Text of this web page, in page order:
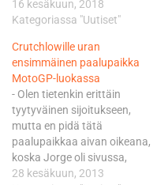
koska mitään tuollaisia
huhuja ei ole liikkunut. Mutta
asian salassa. Arvelin kyllä,
ettei Dani jatkaisi Repsol
Hondalla, mutta en
todellakaan odottanut
Lorenzon menevän sinne”,
Rossi ihmetteli. Myös LCR
Hondan Cal Crutchlow…
16 kesäkuun, 2018
Kategoriassa "Uutiset"
Crutchlowille uran
ensimmäinen paalupaikka
MotoGP-luokassa
- Olen tietenkin erittäin
tyytyväinen sijoitukseen,
mutta en pidä tätä
paalupaikkaa aivan oikeana,
koska Jorge oli sivussa,
Crutchlow viittasi perjantain
28 kesäkuun, 2013